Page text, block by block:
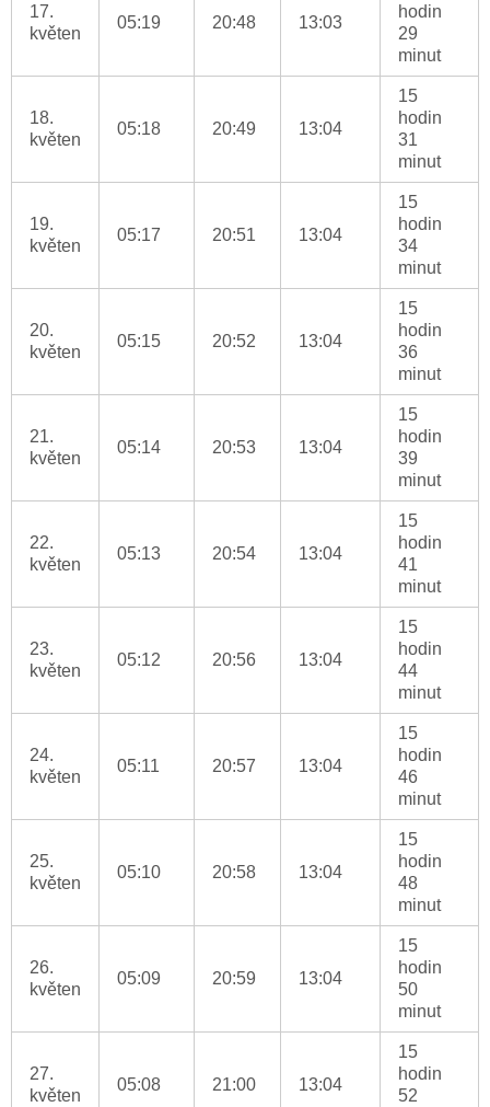
17.
květen
05:19 20:48 13:03
hodin
29
minut
18.
květen
05:18 20:49 13:04
15
hodin
31
minut
19.
květen
05:17 20:51 13:04
15
hodin
34
minut
20.
květen
05:15 20:52 13:04
15
hodin
36
minut
21.
květen
05:14 20:53 13:04
15
hodin
39
minut
22.
květen
05:13 20:54 13:04
15
hodin
41
minut
23.
květen
05:12 20:56 13:04
15
hodin
44
minut
24.
květen
05:11 20:57 13:04
15
hodin
46
minut
25.
květen
05:10 20:58 13:04
15
hodin
48
minut
26.
květen
05:09 20:59 13:04
15
hodin
50
minut
27.
květen
05:08 21:00 13:04
15
hodin
52